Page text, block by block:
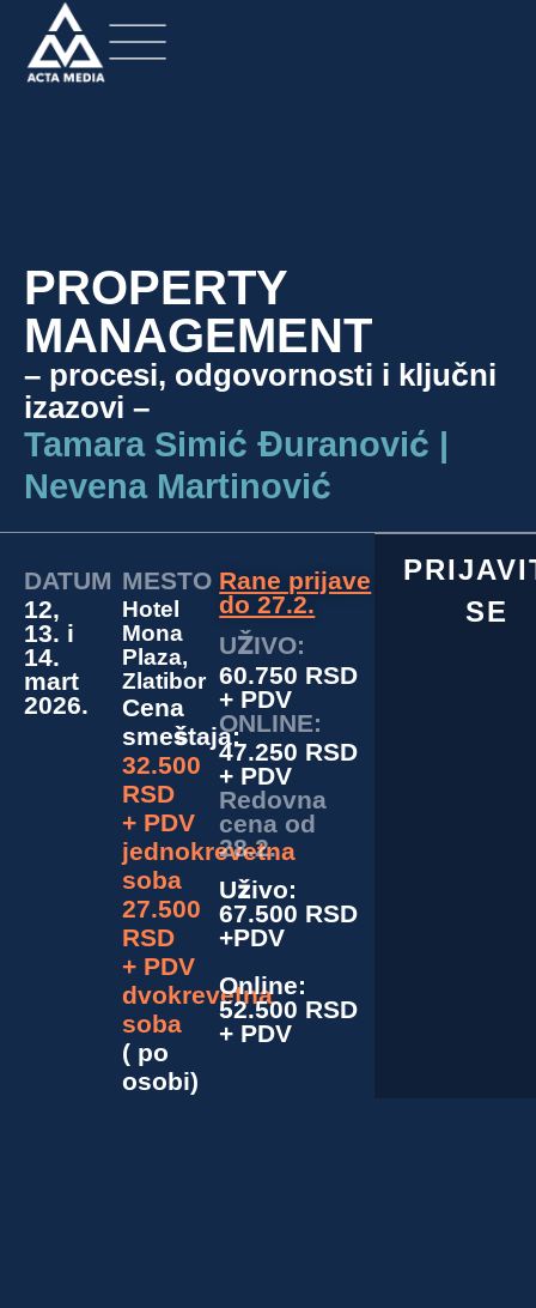
PROPERTY
MANAGEMENT
– procesi, odgovornosti i ključni
izazovi –
Tamara Simić Đuranović |
Nevena Martinović
DATUM
12,
13. i
14.
mart
2026.
MESTO
Hotel
Mona
Plaza,
Zlatibor
Cena
smeštaja:
32.500
RSD
+ PDV
jednokrevetna
soba
27.500
RSD
+ PDV
dvokrevetna
soba
( po
osobi)
Rane prijave
do 27.2.
UŽIVO:
60.750 RSD
+ PDV
ONLINE:
47.250 RSD
+ PDV
Redovna
cena od
28.2.
Uživo:
67.500 RSD
+PDV
Online:
52.500 RSD
+ PDV
SE